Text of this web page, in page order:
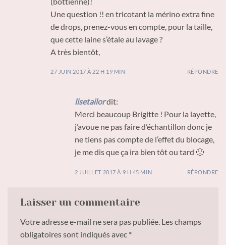
Une question !! en tricotant la mérino extra fine
de drops, prenez-vous en compte, pour la taille,
que cette laine s’étale au lavage ?
A très bientôt,
27 JUIN 2017 À 22 H 19 MIN RÉPONDRE
lisetailordit:
Merci beaucoup Brigitte ! Pour la layette,
j’avoue ne pas faire d’échantillon donc je
ne tiens pas compte de l’effet du blocage,
je me dis que ça ira bien tôt ou tard 🙂
2 JUILLET 2017 À 9 H 45 MIN RÉPONDRE
Laisser un commentaire
Votre adresse e-mail ne sera pas publiée. Les champs
obligatoires sont indiqués avec *